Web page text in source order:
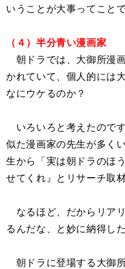
いうことが大事ってことで
（４）半分青い漫画家
朝ドラでは、大御所漫
かれていて、個人的には
なにウケるのか？
いろいろと考えたので
似た漫画家の先生が多く
生から「実は朝ドラのほ
せてくれ』とリサーチ取
なるほど、だからリア
るんだな、と妙に納得し
朝ドラに登場する大御